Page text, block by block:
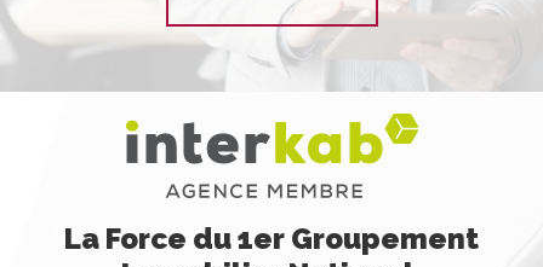
La Force du 1er Groupement